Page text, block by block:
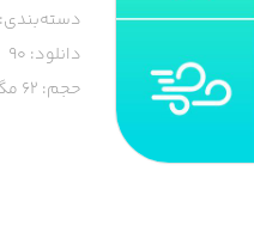
دسته‌بندی:
دانلود: 90
حجم: 62